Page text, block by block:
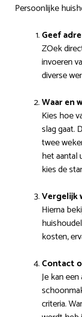
Persoonlijke
Geef
ZOek
invoeren
diverse
Waar en
Kies hoe
slag gaat.
twee
het aantal
kies de
Vergelijk
Hierna
kosten,
Contact
Je kan
criteria.